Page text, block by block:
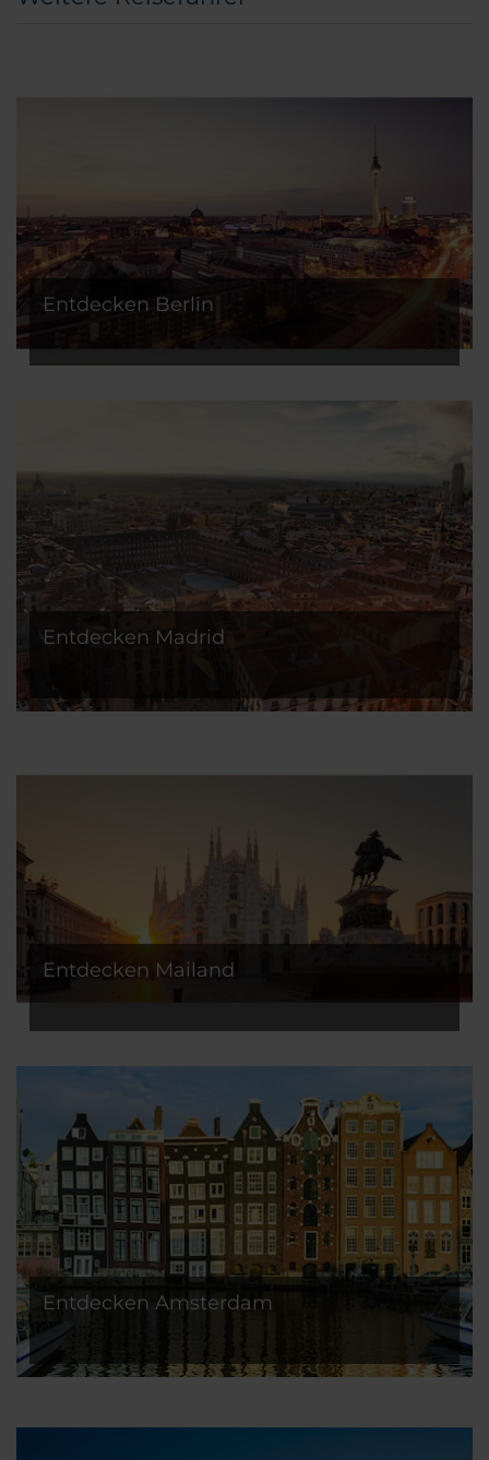
Entdecken Berlin
Entdecken Madrid
Entdecken Mailand
Entdecken Amsterdam